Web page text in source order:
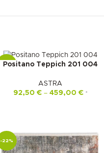
-22%
Positano Teppich 201 004
ASTRA
92,50 €– 459,00 € *
-22%